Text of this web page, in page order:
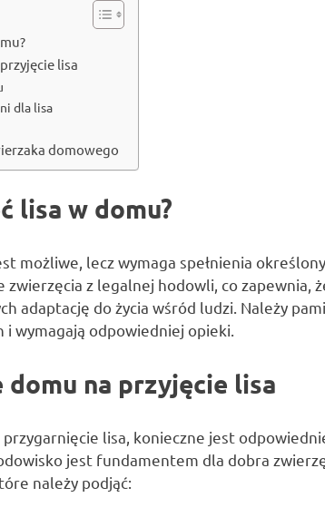
lisa
dla lisa
domowego
lisa w domu?
możliwe, lecz wymaga spełnienia
z legalnej hodowli, co zapewnia,
adaptację do życia wśród ludzi. Należy
i wymagają odpowiedniej opieki.
na przyjęcie lisa
przygarnięcie lisa, konieczne jest
jest fundamentem dla dobra
należy podjąć: